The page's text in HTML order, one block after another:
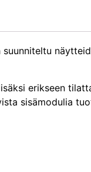
erikseen
sisämodulia